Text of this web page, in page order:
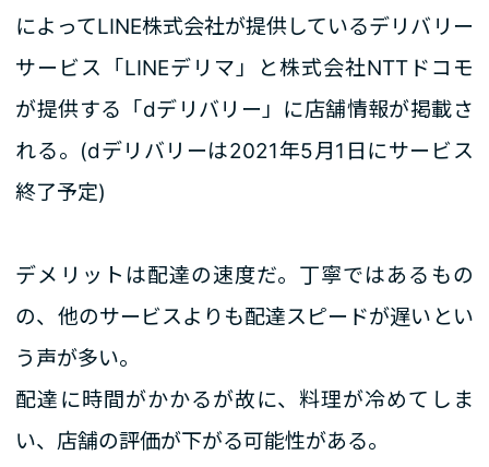
によってLINE株式会社が提供しているデリバリー
サービス「LINEデリマ」と株式会社NTTドコモ
が提供する「dデリバリー」に店舗情報が掲載さ
れる。(dデリバリーは2021年5月1日にサービス
終了予定)
デメリットは配達の速度だ。丁寧ではあるもの
の、他のサービスよりも配達スピードが遅いとい
う声が多い。
配達に時間がかかるが故に、料理が冷めてしま
い、店舗の評価が下がる可能性がある。